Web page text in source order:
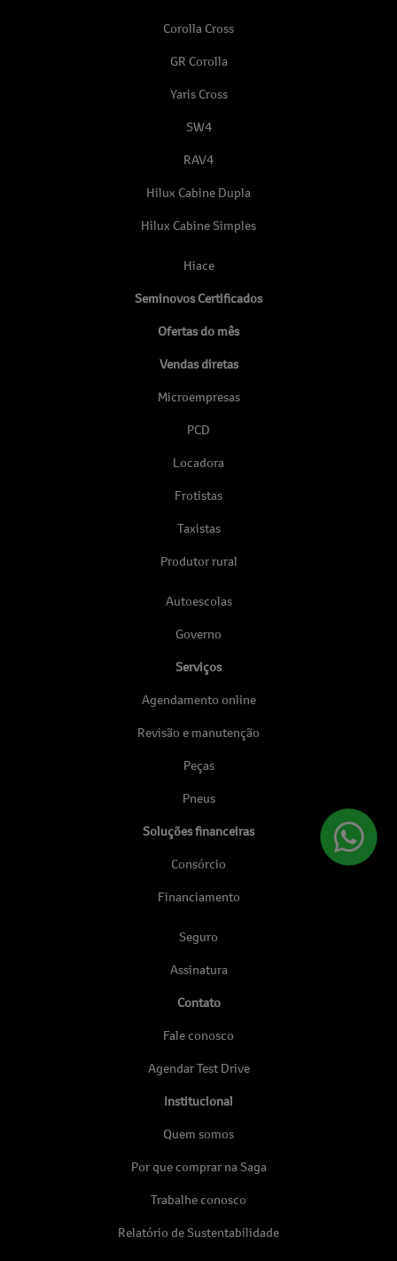
Corolla Cross
GR Corolla
Yaris Cross
SW4
RAV4
Hilux Cabine Dupla
Hilux Cabine Simples
Hiace
Seminovos Certificados
Ofertas do mês
Vendas diretas
Microempresas
PCD
Locadora
Frotistas
Taxistas
Produtor rural
Autoescolas
Governo
Serviços
Agendamento online
Revisão e manutenção
Peças
Pneus
Soluções financeiras
Consórcio
Financiamento
Seguro
Assinatura
Contato
Fale conosco
Agendar Test Drive
Institucional
Quem somos
Por que comprar na Saga
Trabalhe conosco
Relatório de Sustentabilidade